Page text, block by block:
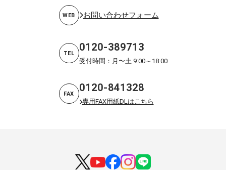
WEB お問い合わせフォーム
TEL 0120-389713
受付時間：月〜土 9:00～18:00
FAX 0120-841328
専用FAX用紙DLはこちら